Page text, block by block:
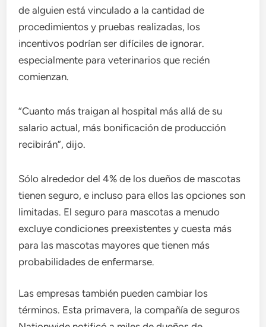
de alguien está vinculado a la cantidad de
procedimientos y pruebas realizadas, los
incentivos podrían ser difíciles de ignorar.
especialmente para veterinarios que recién
comienzan.
“Cuanto más traigan al hospital más allá de su
salario actual, más bonificación de producción
recibirán”, dijo.
Sólo alrededor del 4% de los dueños de mascotas
tienen seguro, e incluso para ellos las opciones son
limitadas. El seguro para mascotas a menudo
excluye condiciones preexistentes y cuesta más
para las mascotas mayores que tienen más
probabilidades de enfermarse.
Las empresas también pueden cambiar los
términos. Esta primavera, la compañía de seguros